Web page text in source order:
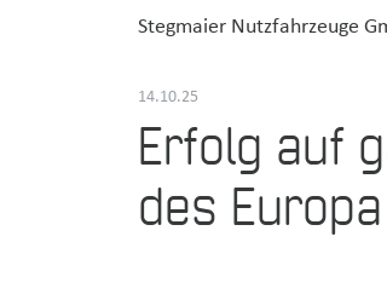
Stegmaier Nutzfahrzeuge
14.10.25
Erfolg auf
des